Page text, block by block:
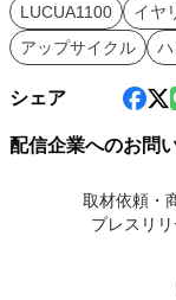
LUCUA1100
イヤ
アップサイクル
シェア
配信企業へのお問
取材依頼・
プレスリ